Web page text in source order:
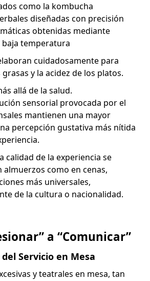
como la kombucha
diseñadas con precisión
obtenidas mediante
temperatura
cuidadosamente para
y la acidez de los platos.
allá de la salud.
sensorial provocada por el
mantienen una mayor
percepción gustativa más nítida
calidad de la experiencia se
como en cenas,
más universales,
de la cultura o nacionalidad.
a “Comunicar”
Servicio en Mesa
y teatrales en mesa, tan